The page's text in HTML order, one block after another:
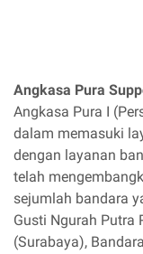
Angkasa Pura
Angkasa Pura I
dalam memasuki
dengan layanan
telah
sejumlah bandara
Gusti Ngurah Putra
(Surabaya),